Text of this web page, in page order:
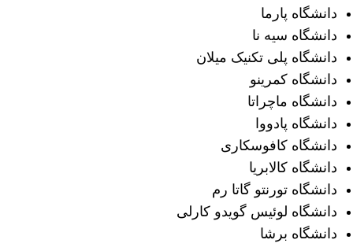
دانشگاه پارما
دانشگاه سیه نا
دانشگاه پلی تکنیک میلان
دانشگاه کمرینو
دانشگاه ماچراتا
دانشگاه پادووا
دانشگاه کافوسکاری
دانشگاه کالابریا
دانشگاه تورنتو گاتا رم
دانشگاه لوئیس گویدو کارلی
دانشگاه برشا